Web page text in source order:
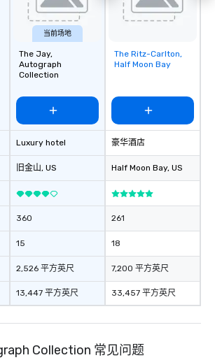
当前场地
The Jay,
Autograph
Collection
Luxury hotel
旧金山, US
360
15
2,526 平方英尺
13,447 平方英尺
Removed from
favorites
The Ritz-Carlton,
Half Moon Bay
豪华酒店
Half Moon Bay, US
261
18
7,200 平方英尺
33,457 平方英尺
Collection 常见问题